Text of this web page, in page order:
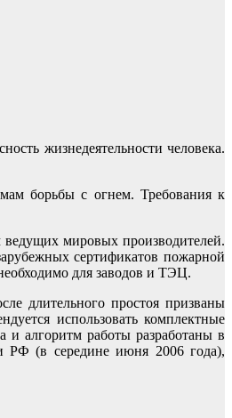
жизнедеятельности человека.
борьбы с огнем. Требования к
мировых производителей.
сертификатов пожарной
для заводов и ТЭЦ.
длительного простоя призваны
использовать комплектные
и алгоритм работы разработаны в
РФ (в середине июня 2006 года),